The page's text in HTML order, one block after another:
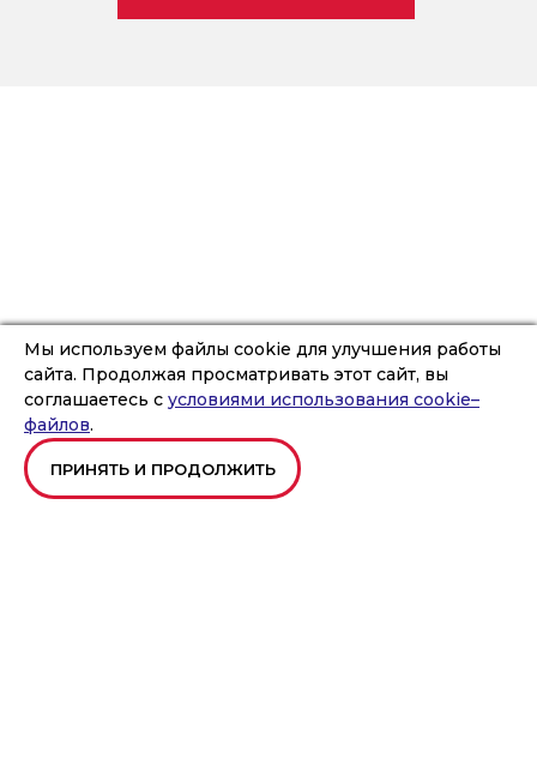
Мы используем файлы cookie для улучшения работы
сайта. Продолжая просматривать этот сайт, вы
соглашаетесь с условиями использования cookie–
файлов.
ПРИНЯТЬ И ПРОДОЛЖИТЬ